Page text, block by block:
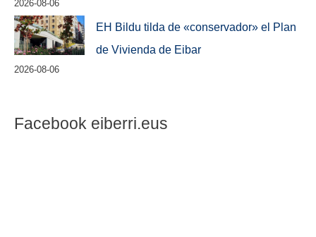
2026-08-06
EH Bildu tilda de «conservador» el Plan
de Vivienda de Eibar
2026-08-06
Facebook eiberri.eus